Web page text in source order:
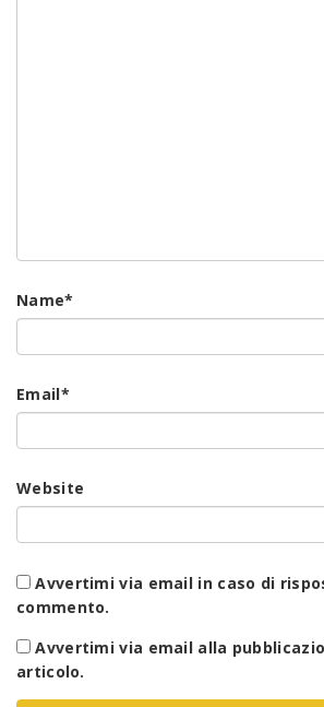
Name*
Email*
Website
Avvertimi via email in caso di
commento.
Avvertimi via email alla
articolo.